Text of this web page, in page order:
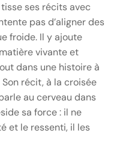
ses récits avec
pas d’aligner des
froide. Il y ajoute
vivante et
dans une histoire à
récit, à la croisée
au cerveau dans
sa force : il ne
et le ressenti, il les